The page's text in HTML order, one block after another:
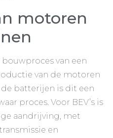
motoren
van een
van de motoren
batterijen is dit een
proces. Voor BEV’s is
aandrijving, met
en